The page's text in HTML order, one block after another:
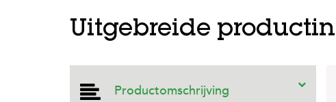
Uitgebreide
Productomschrijving